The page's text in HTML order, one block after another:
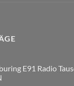
E91 Radio